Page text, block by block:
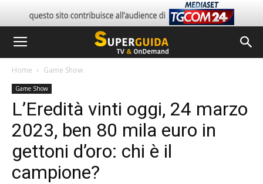
Home Game Show
Game Show
L’Eredità vinti oggi, 24 marzo
2023, ben 80 mila euro in
gettoni d’oro: chi è il
campione?